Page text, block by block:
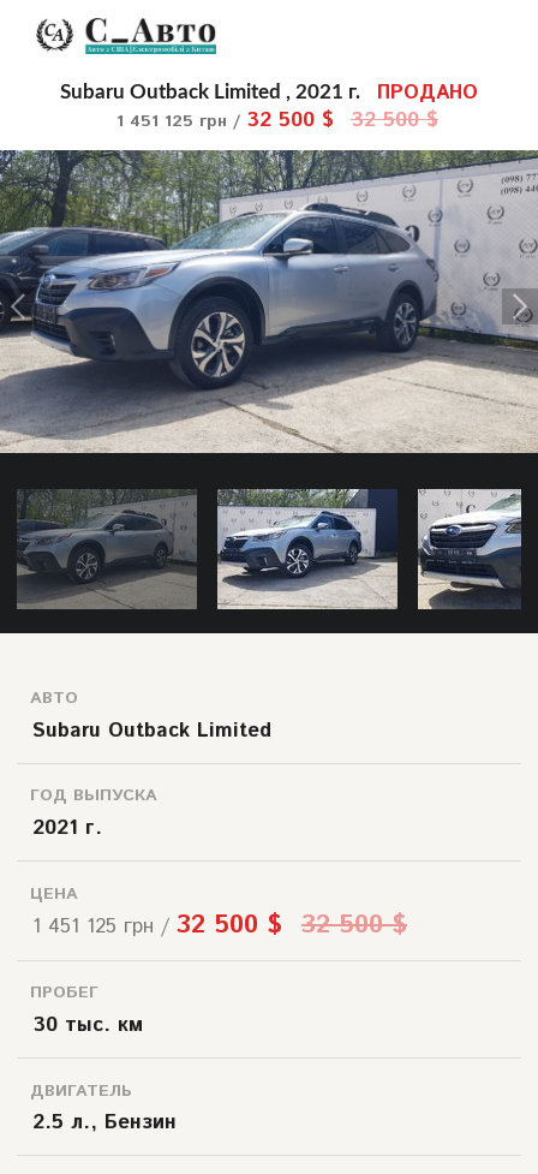
Subaru Outback Limited , 2021 г. ПРОДАНО
1 451 125 грн / 32 500 $ 32 500 $
АВТО
Subaru Outback Limited
ГОД ВЫПУСКА
2021 г.
ЦЕНА
1 451 125 грн / 32 500 $ 32 500 $
ПРОБЕГ
30 тыс. км
ДВИГАТЕЛЬ
2.5 л., Бензин